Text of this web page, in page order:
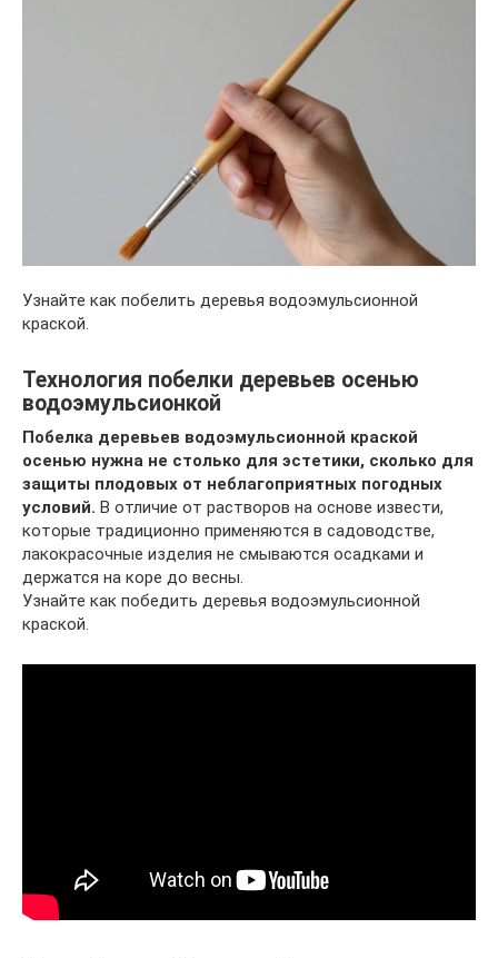
Узнайте как побелить деревья водоэмульсионной
краской.
Технология побелки деревьев осенью
водоэмульсионкой
Побелка деревьев водоэмульсионной краской
осенью нужна не столько для эстетики, сколько для
защиты плодовых от неблагоприятных погодных
условий. В отличие от растворов на основе извести,
которые традиционно применяются в садоводстве,
лакокрасочные изделия не смываются осадками и
держатся на коре до весны.
Узнайте как победить деревья водоэмульсионной
краской.